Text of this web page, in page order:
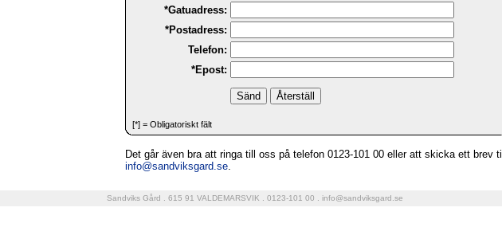
*Gatuadress:
*Postadress:
Telefon:
*Epost:
[*] = Obligatoriskt fält
Det går även bra att ringa till oss på telefon 0123-101 00 eller att skicka ett brev till
info@sandviksgard.se.
Sandviks Gård . 615 91 VALDEMARSVIK . 0123-101 00 . info@sandviksgard.se